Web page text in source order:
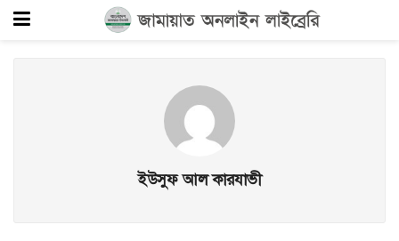
ইউসুফ আল কারযাভী